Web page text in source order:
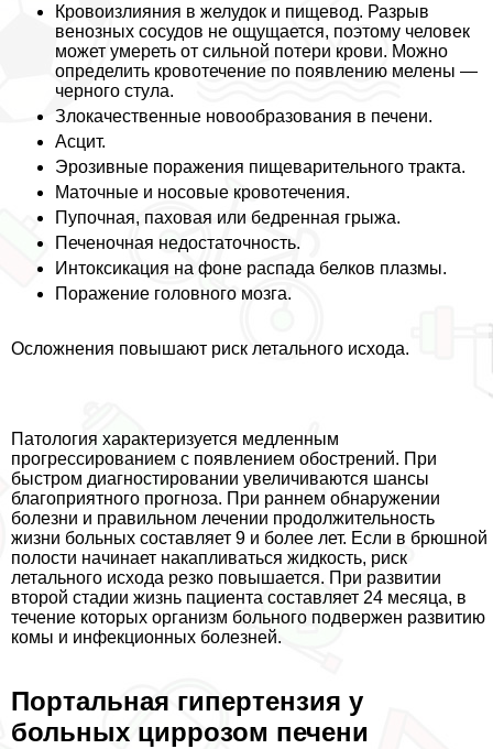
Кровоизлияния в желудок и пищевод. Разрыв
венозных сосудов не ощущается, поэтому человек
может умереть от сильной потери крови. Можно
определить кровотечение по появлению мелены —
черного стула.
Злокачественные новообразования в печени.
Асцит.
Эрозивные поражения пищеварительного тpaкта.
Маточные и носовые кровотечения.
Пупочная, паховая или бедренная грыжа.
Печеночная недостаточность.
Интоксикация на фоне распада белков плазмы.
Поражение головного мозга.
Осложнения повышают риск летального исхода.
Патология хаpaктеризуется медленным
прогрессированием с появлением обострений. При
быстром диагностировании увеличиваются шансы
благоприятного прогноза. При раннем обнаружении
болезни и правильном лечении продолжительность
жизни больных составляет 9 и более лет. Если в брюшной
полости начинает накапливаться жидкость, риск
летального исхода резко повышается. При развитии
второй стадии жизнь пациента составляет 24 месяца, в
течение которых организм больного подвержен развитию
комы и инфекционных болезней.
Портальная гипертензия у
больных циррозом печени